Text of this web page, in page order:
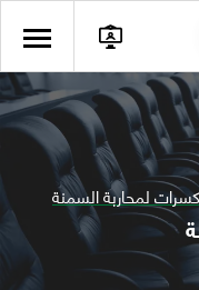
لمحاربة السمنة